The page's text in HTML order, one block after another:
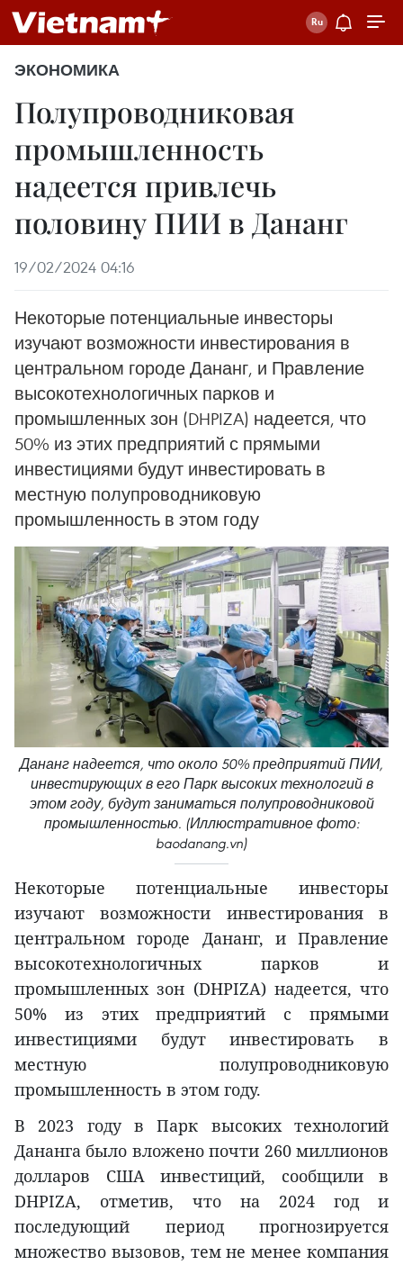
ЭКОНОМИКА
Полупроводниковая
промышленность
надеется привлечь
половину ПИИ в Дананг
19/02/2024 04:16
Некоторые потенциальные инвесторы
изучают возможности инвестирования в
центральном городе Дананг, и Правление
высокотехнологичных парков и
промышленных зон (DHPIZA) надеется, что
50% из этих предприятий с прямыми
инвестициями будут инвестировать в
местную полупроводниковую
промышленность в этом году
Дананг надеется, что около 50% предприятий ПИИ,
инвестирующих в его Парк высоких технологий в
этом году, будут заниматься полупроводниковой
промышленностью. (Иллюстративное фото:
baodanang.vn)
Некоторые потенциальные инвесторы
изучают возможности инвестирования в
центральном городе Дананг, и Правление
высокотехнологичных парков и
промышленных зон (DHPIZA) надеется, что
50% из этих предприятий с прямыми
инвестициями будут инвестировать в
местную полупроводниковую
промышленность в этом году.
В 2023 году в Парк высоких технологий
Дананга было вложено почти 260 миллионов
долларов США инвестиций, сообщили в
DHPIZA, отметив, что на 2024 год и
последующий период прогнозируется
множество вызовов, тем не менее компания